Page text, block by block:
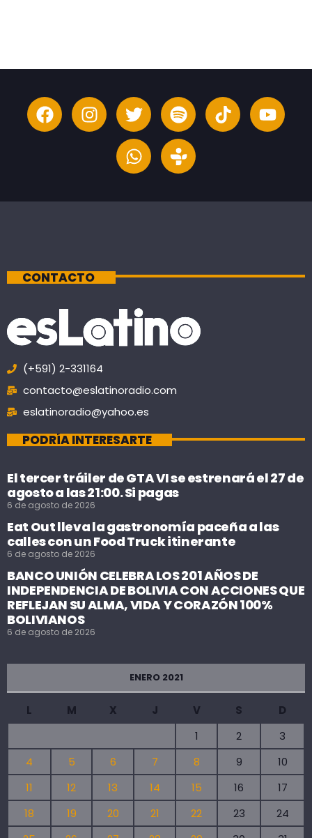
CONTACTO
(+591) 2-331164
contacto@eslatinoradio.com
eslatinoradio@yahoo.es
PODRÍA INTERESARTE
El tercer tráiler de GTA VI se estrenará el 27 de
agosto a las 21:00. Si pagas
6 de agosto de 2026
Eat Out lleva la gastronomía paceña a las
calles con un Food Truck itinerante
6 de agosto de 2026
BANCO UNIÓN CELEBRA LOS 201 AÑOS DE
INDEPENDENCIA DE BOLIVIA CON ACCIONES QUE
REFLEJAN SU ALMA, VIDA Y CORAZÓN 100%
BOLIVIANOS
6 de agosto de 2026
ENERO 2021
L M X J V S
D
1
2
3
4
5 6 7 8 9
10
11
12 13 14 15 16
17
18
19 20 21 22 23
24